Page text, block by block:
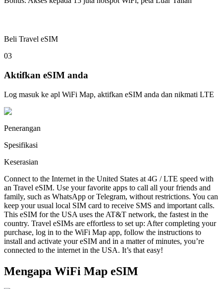
Beli Travel eSIM
03
Aktifkan eSIM anda
Log masuk ke apl WiFi Map, aktifkan eSIM anda dan nikmati LTE
Penerangan
Spesifikasi
Keserasian
Connect to the Internet in the United States at 4G / LTE speed with
an Travel eSIM. Use your favorite apps to call all your friends and
family, such as WhatsApp or Telegram, without restrictions. You can
keep your usual local SIM card to receive SMS and important calls.
This eSIM for the USA uses the AT&T network, the fastest in the
country. Travel eSIMs are effortless to set up: After completing your
purchase, log in to the WiFi Map app, follow the instructions to
install and activate your eSIM and in a matter of minutes, you’re
connected to the internet in the USA. It’s that easy!
Mengapa WiFi Map eSIM